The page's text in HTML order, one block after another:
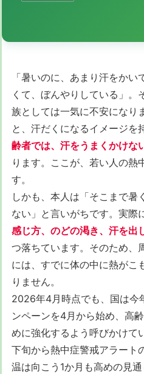
「暑いのに、あまり汗をか
くて、ぼんやりしている」。
族としては一気に不安になり
と、汗だくになるイメージを
齢者では、汗をうまくかけな
ります。ここが、若い人の熱
す。
しかも、本人は「そこまで暑
ない」と言いがちです。実際
感じ方、のどの渇き、汗を出
つ落ちています。そのため、
には、すでに体の中に熱がこ
りません。
2026年4月時点でも、国は今
ンペーンを4月から始め、高
めに強化するよう呼びかけて
下旬から熱中症警戒アラート
温は向こう1か月も高めの見通